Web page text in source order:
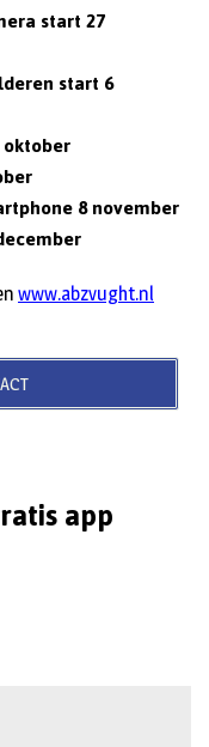
start 27
start 6
8 november
www.abzvught.nl
app